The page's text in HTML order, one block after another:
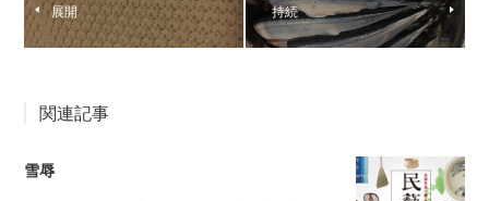
展開 持続
関連記事
雪辱